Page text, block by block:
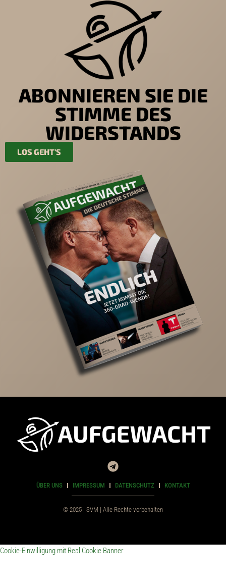
ABONNIEREN SIE DIE
STIMME DES
WIDERSTANDS
LOS GEHT'S
ÜBER UNS IMPRESSUM DATENSCHUTZ KONTAKT
© 2025 | SVM | Alle Rechte vorbehalten
Cookie-Einwilligung mit Real Cookie Banner